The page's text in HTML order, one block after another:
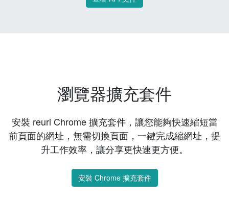
瀏覽器擴充套件
安裝 reurl Chrome 擴充套件，讓您能夠快速縮短當
前頁面的網址，無需切換頁面，一鍵完成縮網址，提
升工作效率，讓分享更快速更方便。
安裝 Chrome 擴充套件